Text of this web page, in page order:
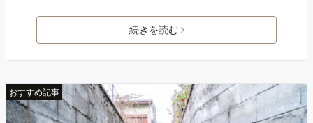
続きを読む
おすすめ記事